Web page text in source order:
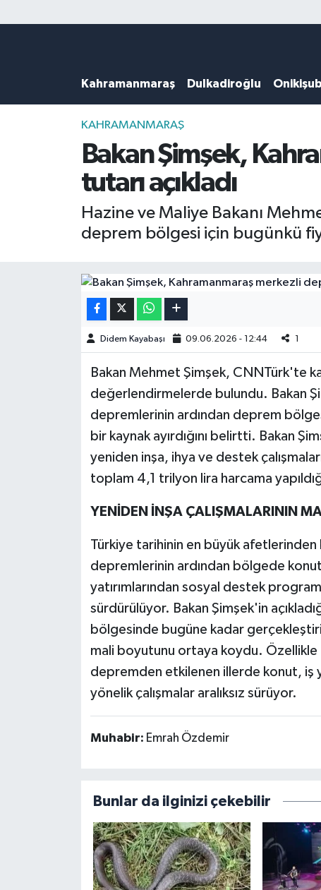
Kahramanmaraş Dulkadiroğlu
KAHRAMANMARAŞ
Bakan Şimşek,
tutarı açıkladı
Hazine ve Maliye Bakanı
deprem bölgesi için bugünkü
Didem Kayabaşı 09.06.2026 - 12:44
Bakan Mehmet Şimşek, CNNTürk'te
değerlendirmelerde bulundu. Bakan
depremlerinin ardından deprem
bir kaynak ayırdığını belirtti. Bakan
yeniden inşa, ihya ve destek
toplam 4,1 trilyon lira harcama
YENİDEN İNŞA ÇALIŞMALARININ
Türkiye tarihinin en büyük
depremlerinin ardından bölgede konut
yatırımlarından sosyal destek
sürdürülüyor. Bakan Şimşek'in
bölgesinde bugüne kadar
mali boyutunu ortaya koydu. Özellikle
depremden etkilenen illerde konut, iş
yönelik çalışmalar aralıksız sürüyor.
Muhabir: Emrah Özdemir
Bunlar da ilginizi çekebilir
DULKADİROĞLU
KAHRAMANMARAŞ
ONİKİŞUBAT
Kahramanmaraş Hava Durumu
Kahramanmaraş Trafik Yoğunluk Haritası
Süper Lig Puan Durumu ve Fikstür
Son Dakika Haberleri